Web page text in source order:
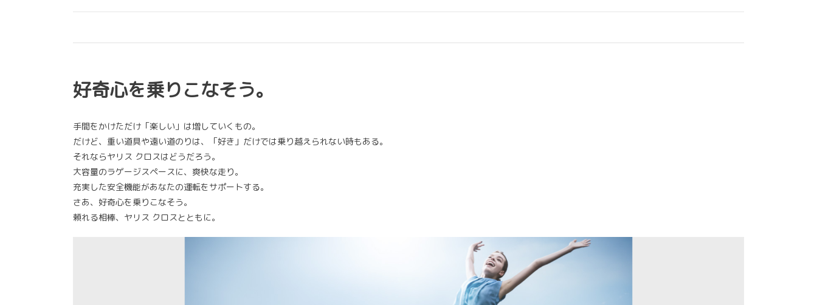
好奇心を乗りこなそう。
手間をかけただけ「楽しい」は増していくもの。
だけど、重い道具や遠い道のりは、「好き」だけでは乗り越えられない時もある。
それならヤリス クロスはどうだろう。
大容量のラゲージスペースに、爽快な走り。
充実した安全機能があなたの運転をサポートする。
さあ、好奇心を乗りこなそう。
頼れる相棒、ヤリス クロスとともに。